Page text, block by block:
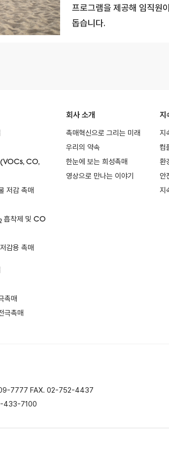
프로그램을 제공해 임직원
돕습니다.
(VOCs, CO,
저감 촉매
흡착제 및 CO
감용 촉매
촉매
극촉매
회사 소개
촉매혁신으로 그리는 미래
우리의 약속
한눈에 보는 희성촉매
영상으로 만나는 이야기
지
지
컴
환
안
지
7777 FAX. 02-752-4437
433-7100